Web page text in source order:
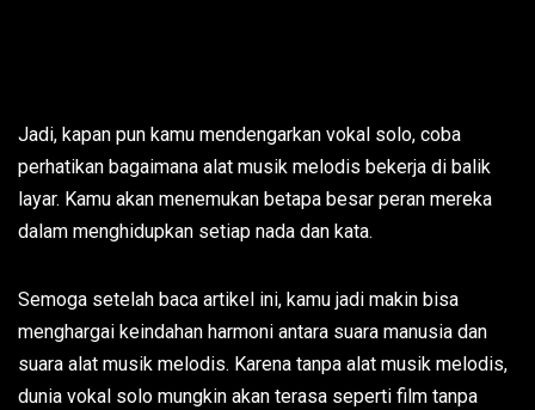
Jadi, kapan pun kamu mendengarkan vokal solo, coba
perhatikan bagaimana alat musik melodis bekerja di balik
layar. Kamu akan menemukan betapa besar peran mereka
dalam menghidupkan setiap nada dan kata.
Semoga setelah baca artikel ini, kamu jadi makin bisa
menghargai keindahan harmoni antara suara manusia dan
suara alat musik melodis. Karena tanpa alat musik melodis,
dunia vokal solo mungkin akan terasa seperti film tanpa